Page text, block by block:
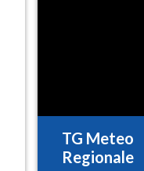
TG Meteo
Regionale